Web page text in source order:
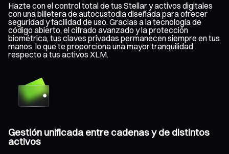
Hazte con el control total de tus Stellar y activos digitales
con una billetera de autocustodia diseñada para ofrecer
seguridad y facilidad de uso. Gracias a la tecnología de
código abierto, el cifrado avanzado y la protección
biométrica, tus claves privadas permanecen siempre en tus
manos, lo que te proporciona una mayor tranquilidad
respecto a tus activos XLM.
Gestión unificada entre cadenas y de distintos
activos